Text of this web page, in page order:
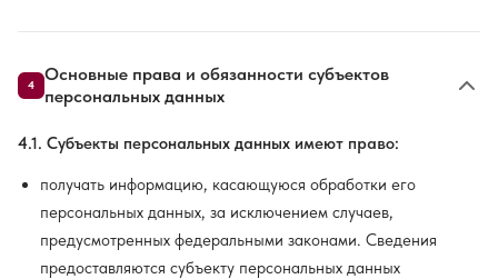
4
Основные права и обязанности субъектов
персональных данных
4.1. Субъекты персональных данных имеют право:
получать информацию, касающуюся обработки его
персональных данных, за исключением случаев,
предусмотренных федеральными законами. Сведения
предоставляются субъекту персональных данных